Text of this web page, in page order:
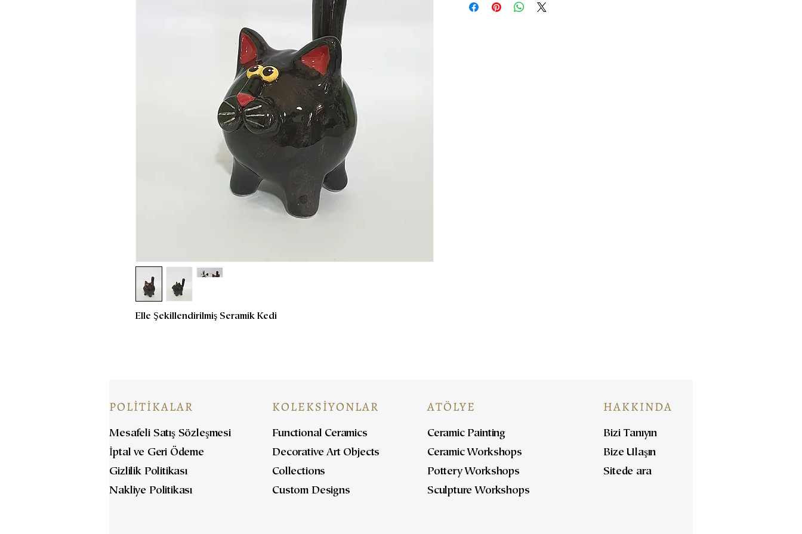
Elle Şekillendirilmiş Seramik Kedi
POLİTİKALAR
Mesafeli Satış Sözleşmesi
İptal ve Geri Ödeme
Gizlilik Politikası
Nakliye Politikası
KOLEKSİYONLAR
Functional Ceramics
Decorative Art Objects
Collections
Custom Designs
ATÖLYE
Ceramic Painting
Ceramic Workshops
Pottery Workshops
Sculpture Workshops
HAKKINDA
Bizi Tanıyın
Bize Ulaşın
Sitede ara